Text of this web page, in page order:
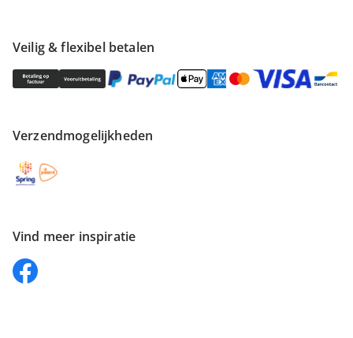
Veilig & flexibel betalen
Verzendmogelijkheden
Vind meer inspiratie